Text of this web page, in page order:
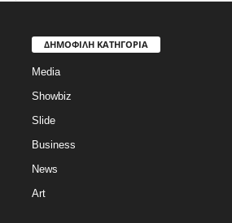
ΔΗΜΟΦΙΛΗ ΚΑΤΗΓΟΡΙΑ
Media
Showbiz
Slide
Business
News
Art